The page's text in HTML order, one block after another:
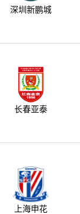
深圳新鹏城
长春亚泰
上海申花